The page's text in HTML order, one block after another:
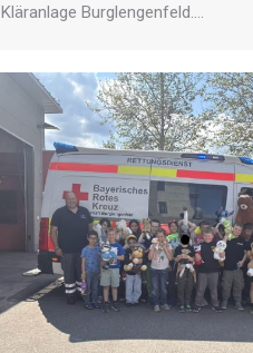
Kläranlage Burglengenfeld.…